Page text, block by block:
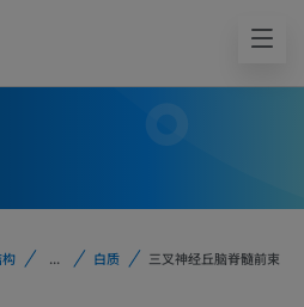
... 白质 三叉神经丘脑脊髓前束